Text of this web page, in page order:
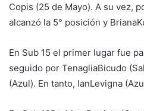
Copis (25 de Mayo). A su vez,
alcanzó la 5° posición y
En Sub 15 el primer lugar fue
seguido por TenagliaBicudo
(Azul). En tanto, IanLevigna